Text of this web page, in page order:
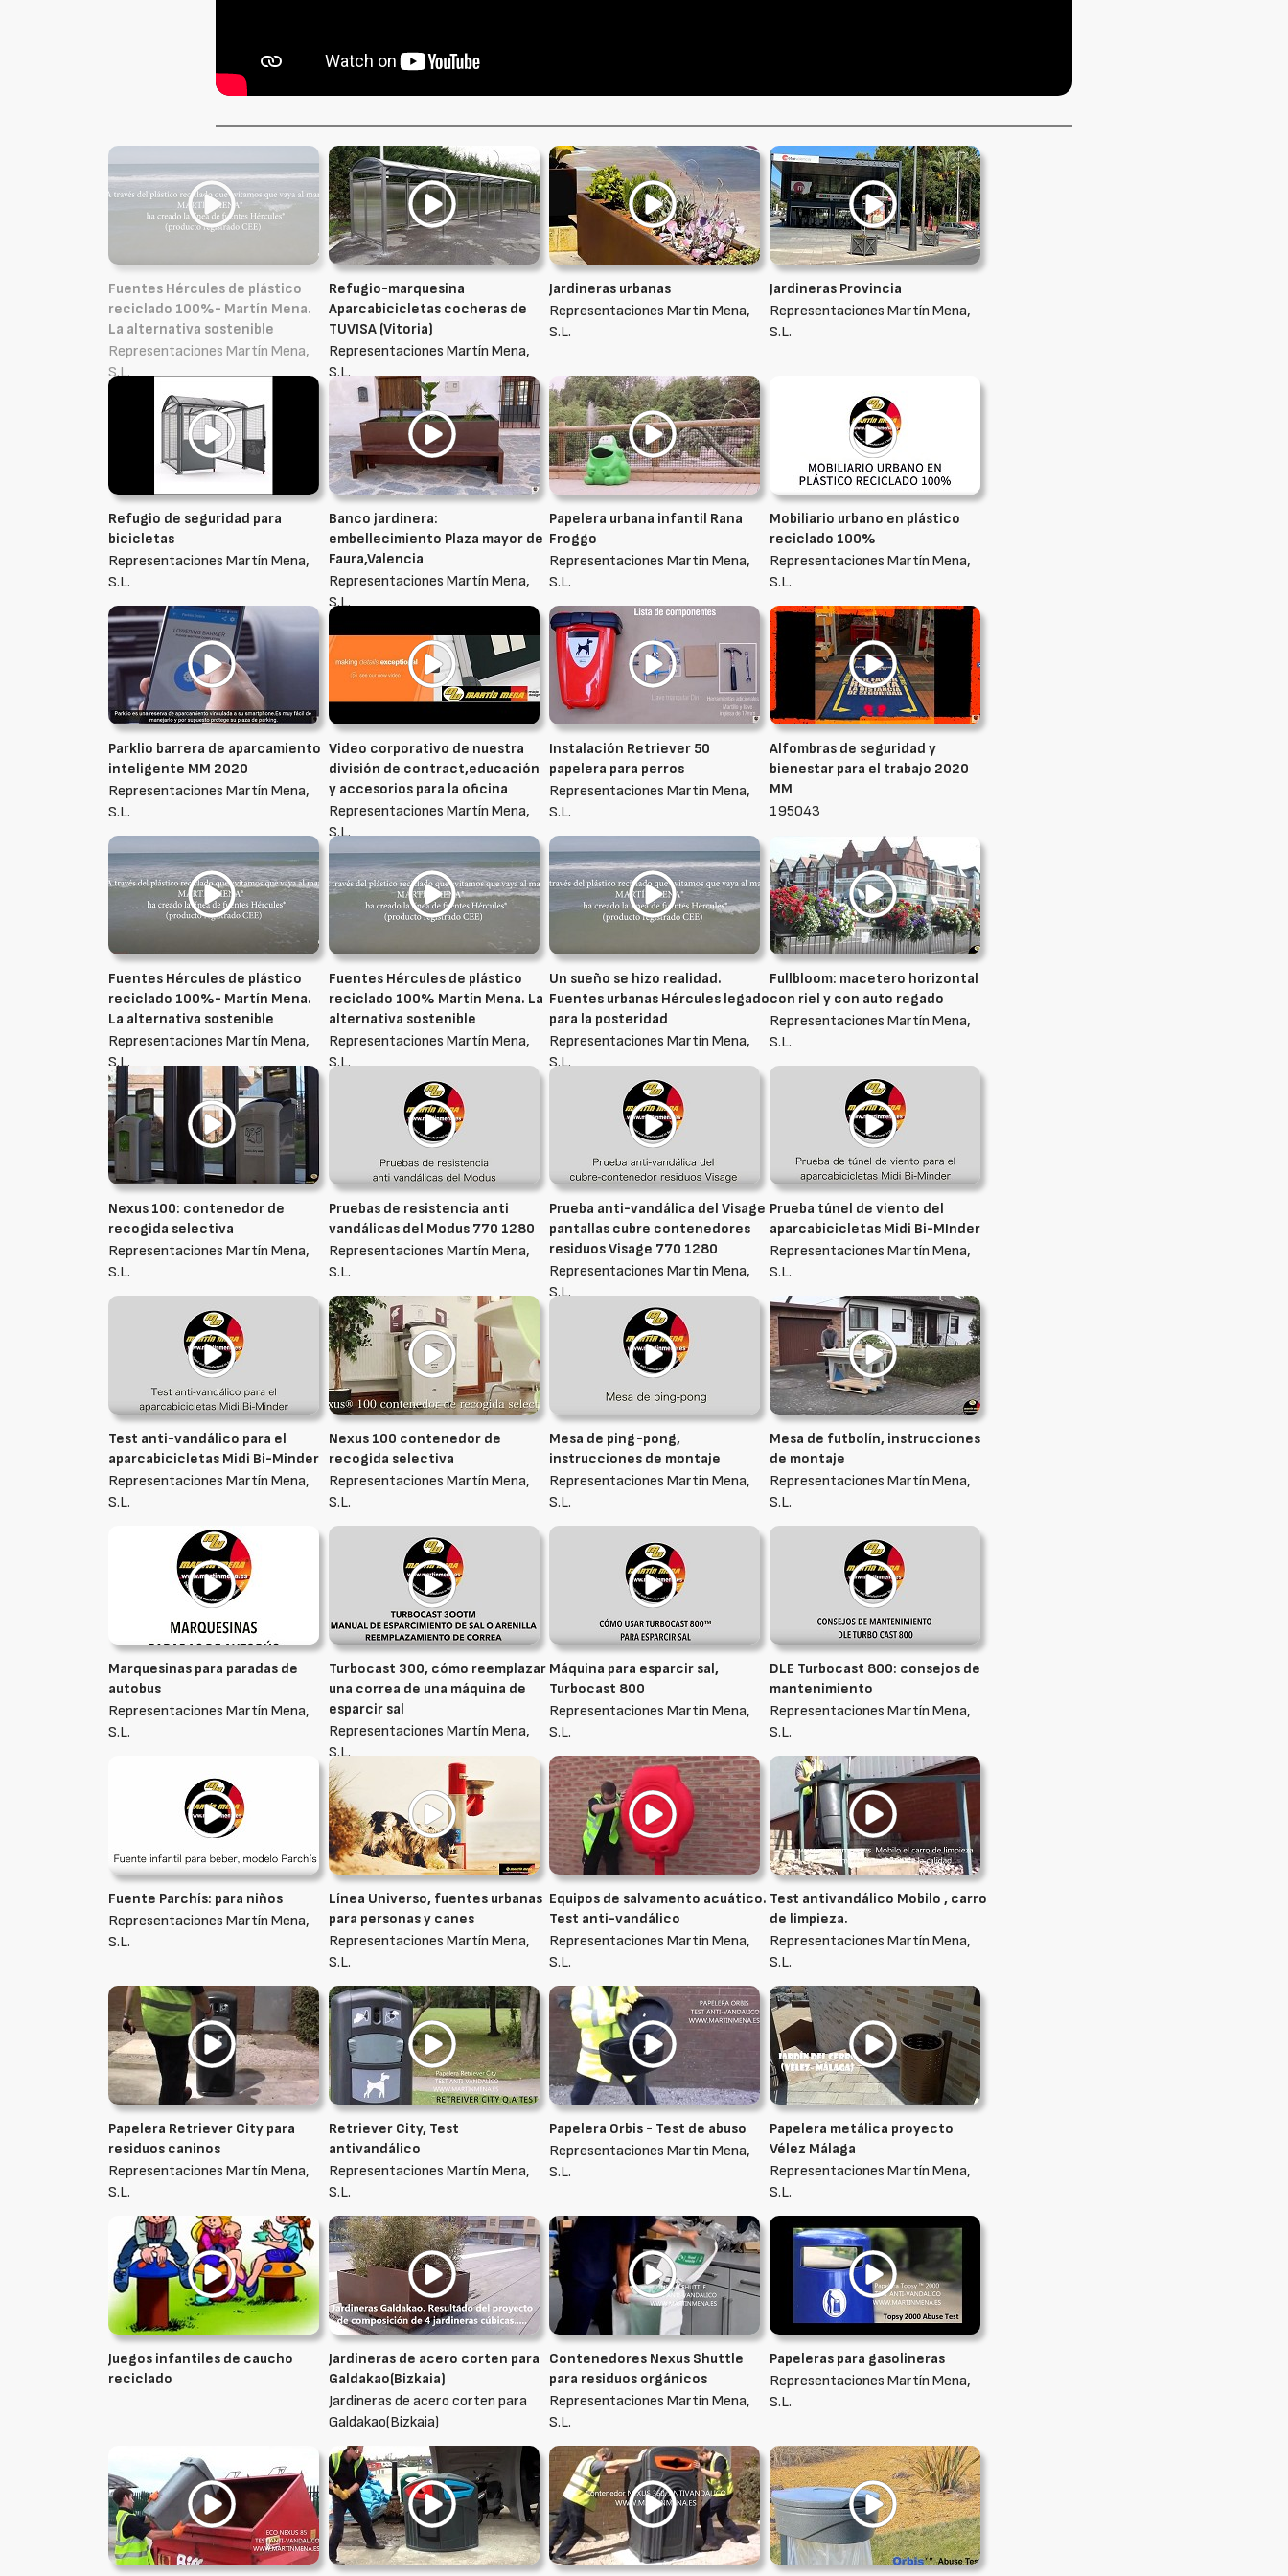
Fuentes Hércules de plástico
reciclado 100%- Martín Mena.
La alternativa sostenible
Representaciones Martín Mena,
S.L.
Refugio-marquesina
Aparcabicicletas cocheras de
TUVISA (Vitoria)
Representaciones Martín Mena,
S.L.
Jardineras urbanas
Representaciones Martín Mena,
S.L.
Jardineras Provincia
Representaciones Martín Mena,
S.L.
Refugio de seguridad para
bicicletas
Representaciones Martín Mena,
S.L.
Banco jardinera:
embellecimiento Plaza mayor de
Faura,Valencia
Representaciones Martín Mena,
S.L.
Papelera urbana infantil Rana
Froggo
Representaciones Martín Mena,
S.L.
Mobiliario urbano en plástico
reciclado 100%
Representaciones Martín Mena,
S.L.
Parklio barrera de aparcamiento
inteligente MM 2020
Representaciones Martín Mena,
S.L.
Video corporativo de nuestra
división de contract,educación
y accesorios para la oficina
Representaciones Martín Mena,
S.L.
Instalación Retriever 50
papelera para perros
Representaciones Martín Mena,
S.L.
Alfombras de seguridad y
bienestar para el trabajo 2020
MM
195043
Fuentes Hércules de plástico
reciclado 100%- Martín Mena.
La alternativa sostenible
Representaciones Martín Mena,
S.L.
Fuentes Hércules de plástico
reciclado 100% Martín Mena. La
alternativa sostenible
Representaciones Martín Mena,
S.L.
Un sueño se hizo realidad.
Fuentes urbanas Hércules legado
para la posteridad
Representaciones Martín Mena,
S.L.
Fullbloom: macetero horizontal
con riel y con auto regado
Representaciones Martín Mena,
S.L.
Nexus 100: contenedor de
recogida selectiva
Representaciones Martín Mena,
S.L.
Pruebas de resistencia anti
vandálicas del Modus 770 1280
Representaciones Martín Mena,
S.L.
Prueba anti-vandálica del Visage
pantallas cubre contenedores
residuos Visage 770 1280
Representaciones Martín Mena,
S.L.
Prueba túnel de viento del
aparcabicicletas Midi Bi-MInder
Representaciones Martín Mena,
S.L.
Test anti-vandálico para el
aparcabicicletas Midi Bi-Minder
Representaciones Martín Mena,
S.L.
Nexus 100 contenedor de
recogida selectiva
Representaciones Martín Mena,
S.L.
Mesa de ping-pong,
instrucciones de montaje
Representaciones Martín Mena,
S.L.
Mesa de futbolín, instrucciones
de montaje
Representaciones Martín Mena,
S.L.
Marquesinas para paradas de
autobus
Representaciones Martín Mena,
S.L.
Turbocast 300, cómo reemplazar
una correa de una máquina de
esparcir sal
Representaciones Martín Mena,
S.L.
Máquina para esparcir sal,
Turbocast 800
Representaciones Martín Mena,
S.L.
DLE Turbocast 800: consejos de
mantenimiento
Representaciones Martín Mena,
S.L.
Fuente Parchís: para niños
Representaciones Martín Mena,
S.L.
Línea Universo, fuentes urbanas
para personas y canes
Representaciones Martín Mena,
S.L.
Equipos de salvamento acuático.
Test anti-vandálico
Representaciones Martín Mena,
S.L.
Test antivandálico Mobilo , carro
de limpieza.
Representaciones Martín Mena,
S.L.
Papelera Retriever City para
residuos caninos
Representaciones Martín Mena,
S.L.
Retriever City, Test
antivandálico
Representaciones Martín Mena,
S.L.
Papelera Orbis - Test de abuso
Representaciones Martín Mena,
S.L.
Papelera metálica proyecto
Vélez Málaga
Representaciones Martín Mena,
S.L.
Juegos infantiles de caucho
reciclado
Jardineras de acero corten para
Galdakao(Bizkaia)
Jardineras de acero corten para
Galdakao(Bizkaia)
Contenedores Nexus Shuttle
para residuos orgánicos
Representaciones Martín Mena,
S.L.
Papeleras para gasolineras
Representaciones Martín Mena,
S.L.